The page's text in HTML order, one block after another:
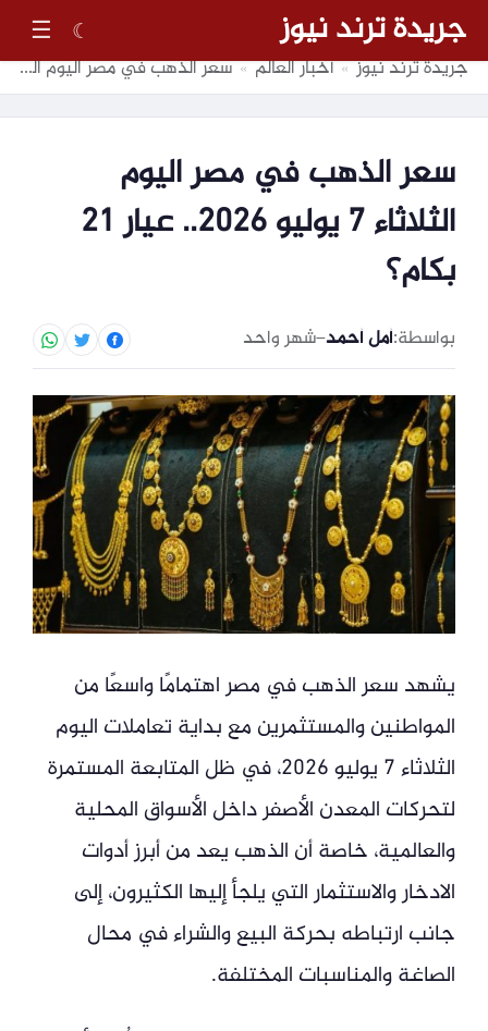
جريدة ترند نيوز ☾
☰
جريدة ترند نيوز » أخبار العالم » سعر الذهب في مصر اليوم الثلاثاء 7 يوليو 2026.. عيار 21 بكام؟
سعر الذهب في مصر اليوم
الثلاثاء 7 يوليو 2026.. عيار 21
بكام؟
بواسطة:أمل أحمد–شهر واحد
يشهد سعر الذهب في مصر اهتمامًا واسعًا من
المواطنين والمستثمرين مع بداية تعاملات اليوم
الثلاثاء 7 يوليو 2026، في ظل المتابعة المستمرة
لتحركات المعدن الأصفر داخل الأسواق المحلية
والعالمية، خاصة أن الذهب يعد من أبرز أدوات
الادخار والاستثمار التي يلجأ إليها الكثيرون، إلى
جانب ارتباطه بحركة البيع والشراء في محال
الصاغة والمناسبات المختلفة.